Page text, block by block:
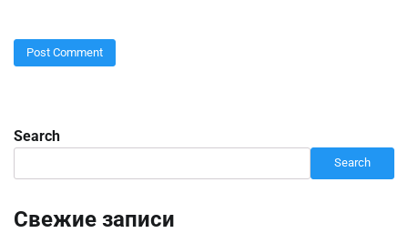
Search
Search
Свежие записи